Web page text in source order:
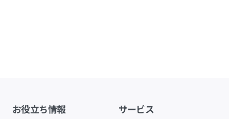
お役立ち情報 サービス